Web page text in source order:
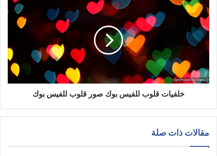
خلفيات قلوب للفيس بوك صور قلوب للفيس بوك
مقالات ذات صلة